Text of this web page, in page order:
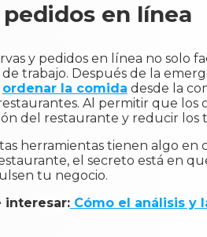
pedidos en línea
y pedidos en línea no
trabajo. Después de la
ordenar la comida desde la
Al permitir que los
del restaurante y reducir los
herramientas tienen algo
el secreto está en
tu negocio.
interesar:Cómo el análisis y